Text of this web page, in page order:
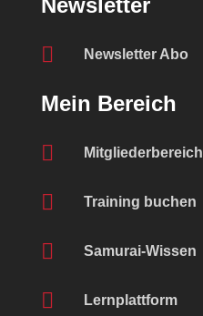
 Newsletter Abo
Mein Bereich
 Mitgliederbereich
 Training buchen
 Samurai-Wissen
 Lernplattform